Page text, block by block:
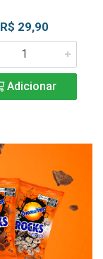
R$ 29,90
Adicionar